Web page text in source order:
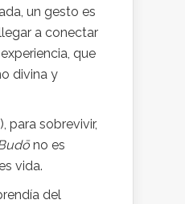
un gesto es
a conectar
que
divina y
para sobrevivir,
no es
vida.
del